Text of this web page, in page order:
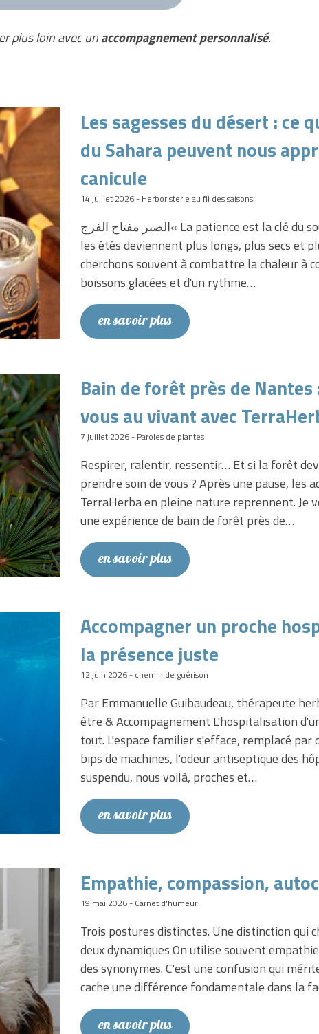
plus loin avec unaccompagnement personnalisé.
Les sagesses du désert : ce
du Sahara peuvent nous
canicule
14 juillet 2026 - Herboristerie au fil des saisons
الصبر مفتاح الفرج« La patience est la clé du soulagement. » Alors que
les étés deviennent plus longs, plus secs et
cherchons souvent à combattre la chaleur à
boissons glacées et d'un rythme…
en savoir plus
Bain de forêt près de
vous au vivant avec
7 juillet 2026 - Paroles de plantes
Respirer, ralentir, ressentir… Et si la forêt
prendre soin de vous ? Après une pause, les
TerraHerba en pleine nature reprennent. Je
une expérience de bain de forêt près de…
en savoir plus
Accompagner un proche
la présence juste
12 juin 2026 - chemin de guérison
Par Emmanuelle Guibaudeau, thérapeute
être & Accompagnement L'hospitalisation
tout. L'espace familier s'efface, remplacé par
bips de machines, l'odeur antiseptique des
suspendu, nous voilà, proches et…
en savoir plus
Empathie, compassion,
19 mai 2026 - Carnet d'humeur
Trois postures distinctes. Une distinction qui
deux dynamiques On utilise souvent
des synonymes. C'est une confusion qui
cache une différence fondamentale dans la
en savoir plus